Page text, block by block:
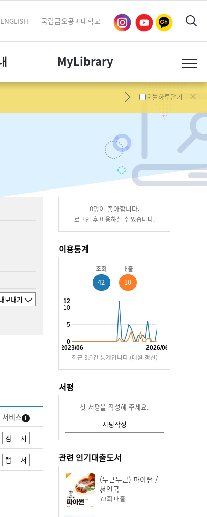
ENGLISH 국립금오공과대학교
MyLibrary
오늘하루닫기
보내기
서비스
캠 서
캠 서
0명이 좋아합니다.
로그인 후 이용하실 수 있습니다.
이용통계
조회
42
대출
10
2023/06 2026/06
5
10
0
12
최근 3년간 통계입니다.(매월 갱신)
서평
첫 서평을 작성해 주세요.
서평작성
관련 인기대출도서
(두근두근) 파이썬 /
천인국
73회 대출